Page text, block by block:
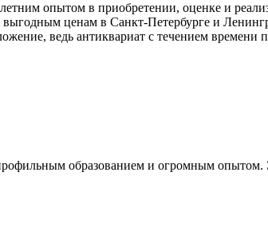
опытом в приобретении, оценке и
ценам в Санкт-Петербурге и
ведь антиквариат с течением времени
образованием и огромным